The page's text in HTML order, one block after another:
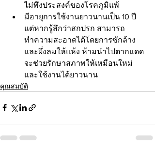
ไม่พึงประสงค์ของโรคภูมิแพ้
มีอายุการใช้งานยาวนานเป็น 10 ปี
แต่หากรู้สึกว่าสกปรก สามารถ
ทำความสะอาดได้โดยการซักล้าง
และผึ่งลมให้แห้ง ห้ามนำไปตากแดด
จะช่วยรักษาสภาพให้เหมือนใหม่
และใช้งานได้ยาวนาน
คุณสมบัติ